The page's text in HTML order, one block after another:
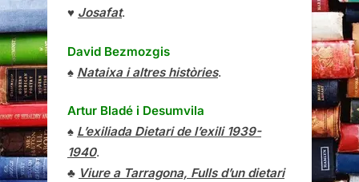
♥ Josafat.
David Bezmozgis
♠ Nataixa i altres històries.
Artur Bladé i Desumvila
♠ L’exiliada Dietari de l’exili 1939-
1940.
♣ Viure a Tarragona, Fulls d’un dietari